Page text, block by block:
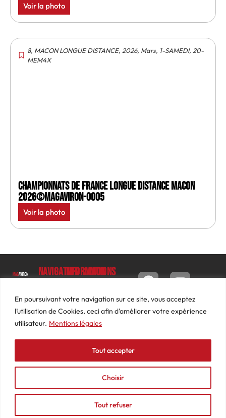
En poursuivant votre navigation sur ce site, vous acceptez
l’utilisation de Cookies, ceci afin d'améliorer votre expérience
utilisateur. Mentions légales
Choisir
Tout refuser
Tout accepter
Voir la photo
8, MACON LONGUE DISTANCE, 2026, Mars, 1-SAMEDI, 20-
MEM4X
Championnats de France longue distance Macon
2026©MagAviron-0005
Voir la photo
Luc
Barbier
69640
74
87
contact@mediasaviron.fr
Navigation
Le
Magazine
Photos
Actualités
Podcasts
Informations
Conditions
générales
de ventes
Mentions
légales
Mon
Tableau
de bord
Commandes
Adresses
Détails
du
compte